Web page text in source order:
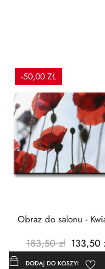
-50,00 ZŁ
Obraz do salonu -
183,50 zł 133,50
DODAJ DO KOSZYKA